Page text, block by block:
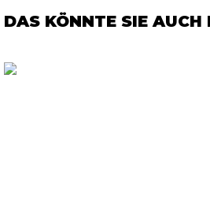
DAS KÖNNTE SIE AUCH